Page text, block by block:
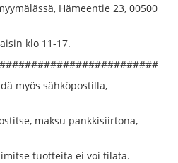
Hämeentie 23, 00500
klo 11-17.
myös sähköpostilla,
maksu pankkisiirtona,
tuotteita ei voi tilata.